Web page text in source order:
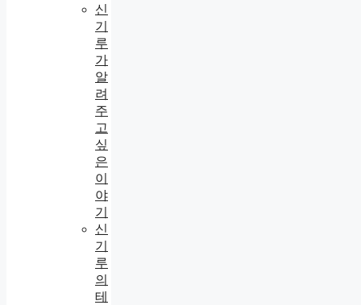
신
기
루
가
알
려
주
고
싶
은
이
야
기
신
기
루
의
테